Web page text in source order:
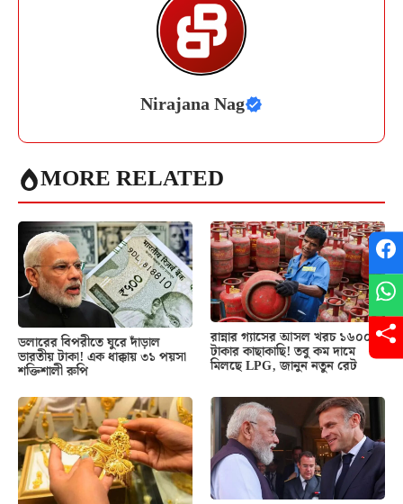
Nirajana Nag
MORE RELATED
ডলারের বিপরীতে ঘুরে দাঁড়াল
ভারতীয় টাকা! এক ধাক্কায় ৩১ পয়সা
শক্তিশালী রুপি
রান্নার গ্যাসের আসল খরচ ১৬০০
টাকার কাছাকাছি! তবু কম দামে
মিলছে LPG, জানুন নতুন রেট